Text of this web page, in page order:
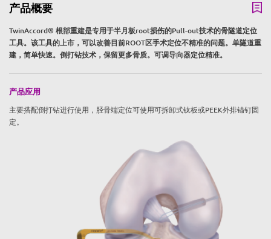
产品概要
TwinAccord® 根部重建是专用于半月板root损伤的Pull-out技术的骨隧道定位
工具。该工具的上市，可以改善目前ROOT区手术定位不精准的问题。单隧道重
建，简单快速。倒打钻技术，保留更多骨质。可调导向器定位精准。
产品应用
主要搭配倒打钻进行使用，胫骨端定位可使用可拆卸式钛板或PEEK外排锚钉固
定。